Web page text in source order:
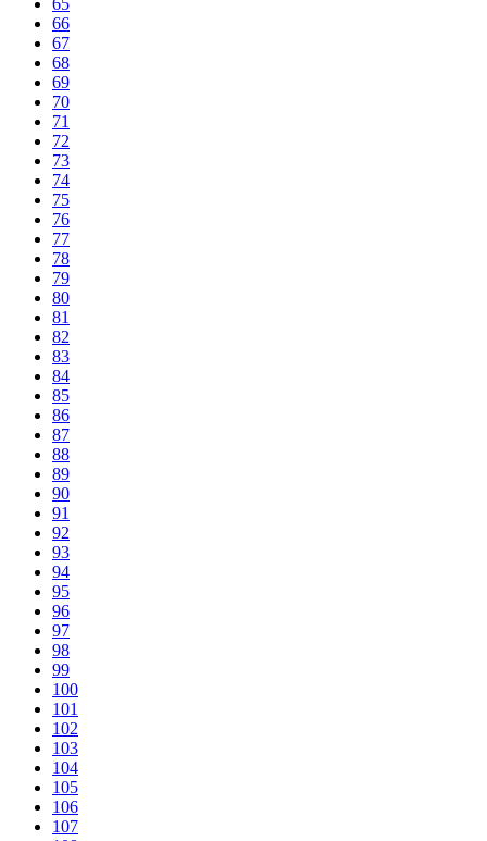
66
67
68
69
70
71
72
73
74
75
76
77
78
79
80
81
82
83
84
85
86
87
88
89
90
91
92
93
94
95
96
97
98
99
100
101
102
103
104
105
106
107